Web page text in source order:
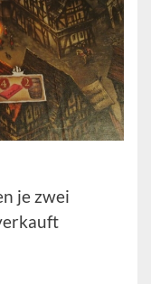
je zwei